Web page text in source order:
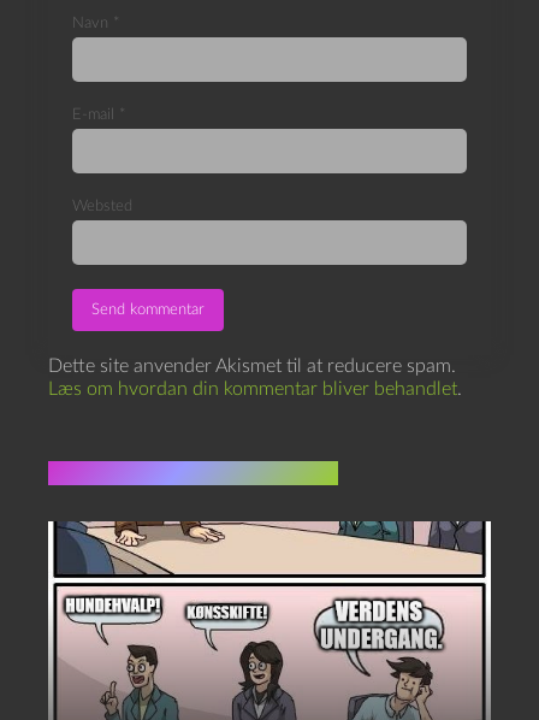
Navn *
E-mail *
Websted
Dette site anvender Akismet til at reducere spam.
Læs om hvordan din kommentar bliver behandlet.